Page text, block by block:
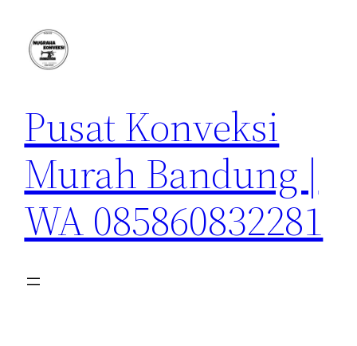
konten
Pusat Konveksi
Murah Bandung |
WA 085860832281